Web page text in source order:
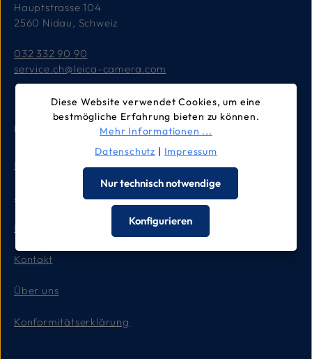
Hauptstrasse 104
2560 Nidau, Schweiz
032 332 90 90
service.ch@leica-camera.com
Unternehmen
Impressum
AGB
Datenschutz
Kontakt
Über uns
Konformitätserklärung
Diese Website verwendet Cookies, um eine
bestmögliche Erfahrung bieten zu können.
Mehr Informationen ...
Datenschutz | Impressum
Nur technisch notwendige
Konfigurieren